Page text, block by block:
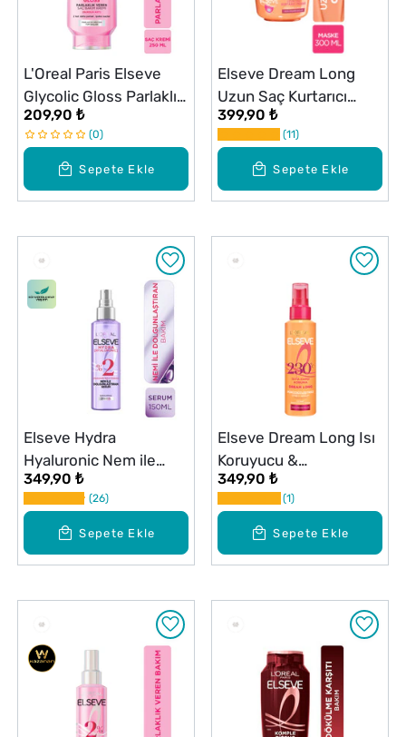
Sepete Ekle
L'Oreal Paris Elseve
Glycolic Gloss Parlaklık
Veren Saç Bakım Kremi
250 ml
209,90 ₺
0
Sepete Ekle
Elseve Dream Long
Uzun Saç Kurtarıcı
Maske 300 ml
399,90 ₺
11
Sepete Ekle
Elseve Hydra
Hyaluronic Nem ile
Dolgunlaştıran Serum
150 ml
349,90 ₺
26
Sepete Ekle
Elseve Dream Long Isı
Koruyucu &
Pürüzsüzleştirici Sprey
Serum 150 ml
349,90 ₺
1